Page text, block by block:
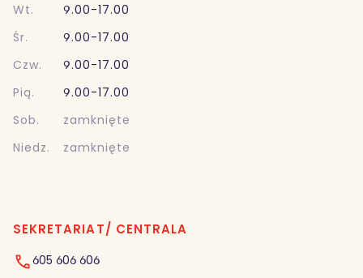
Wt.
9.00-17.00
Śr.
9.00-17.00
Czw.
9.00-17.00
Pią.
9.00-17.00
Sob.
zamknięte
Niedz.
zamknięte
SEKRETARIAT/ CENTRALA
605 606 606